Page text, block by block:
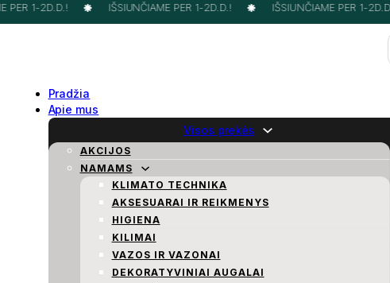
PER 1-2D.D.! IŠSIUNČIAME PER 1-2D.D.! IŠSIUNČIAME PER 1-2D.D.!
Pradžia
Apie mus
Visos prekės
AKCIJOS
NAMAMS
KLIMATO TECHNIKA
AKSESUARAI IR REIKMENYS
HIGIENA
KILIMAI
VAZOS IR VAZONAI
DEKORATYVINIAI AUGALAI